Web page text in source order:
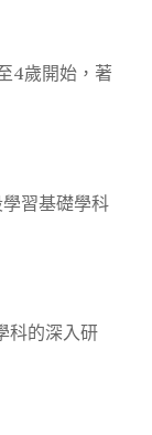
4歲開始，著
習基礎學科
科的深入研